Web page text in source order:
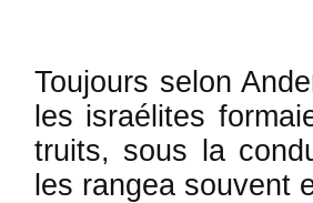
Toujours selon
les israélites
truits, sous la
les rangea souvent